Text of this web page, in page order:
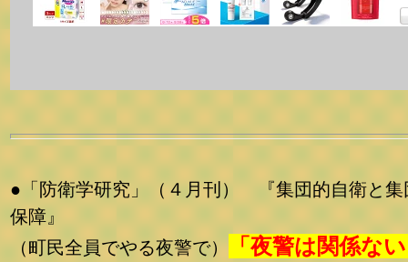
●「防衛学研究」（４月刊） 『集団的自衛と集
保障』
（町民全員でやる夜警で）
「夜警は関係な